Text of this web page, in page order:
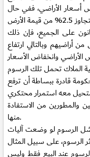
أسعار الأراضي، ففي حال
على الجميع، فإن ذلك
أراضيهم وبالتالي ارتفاع
فإن الحكومة قادرة ببساطة أن ترفع
معه استمرار محتكري
والمطورين من الاستفادة
منها.
الرسوم لو وضعت آليات
أو فرضت الرسوم عند البيع فقط وليس